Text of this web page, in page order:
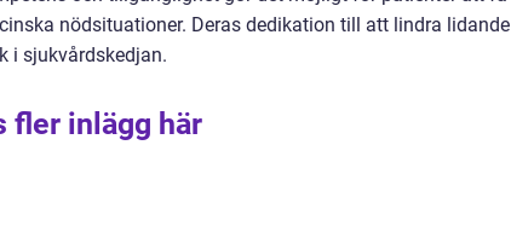
nödsituationer. Deras dedikation till att lindra lidande
i sjukvårdskedjan.
fler inlägg här